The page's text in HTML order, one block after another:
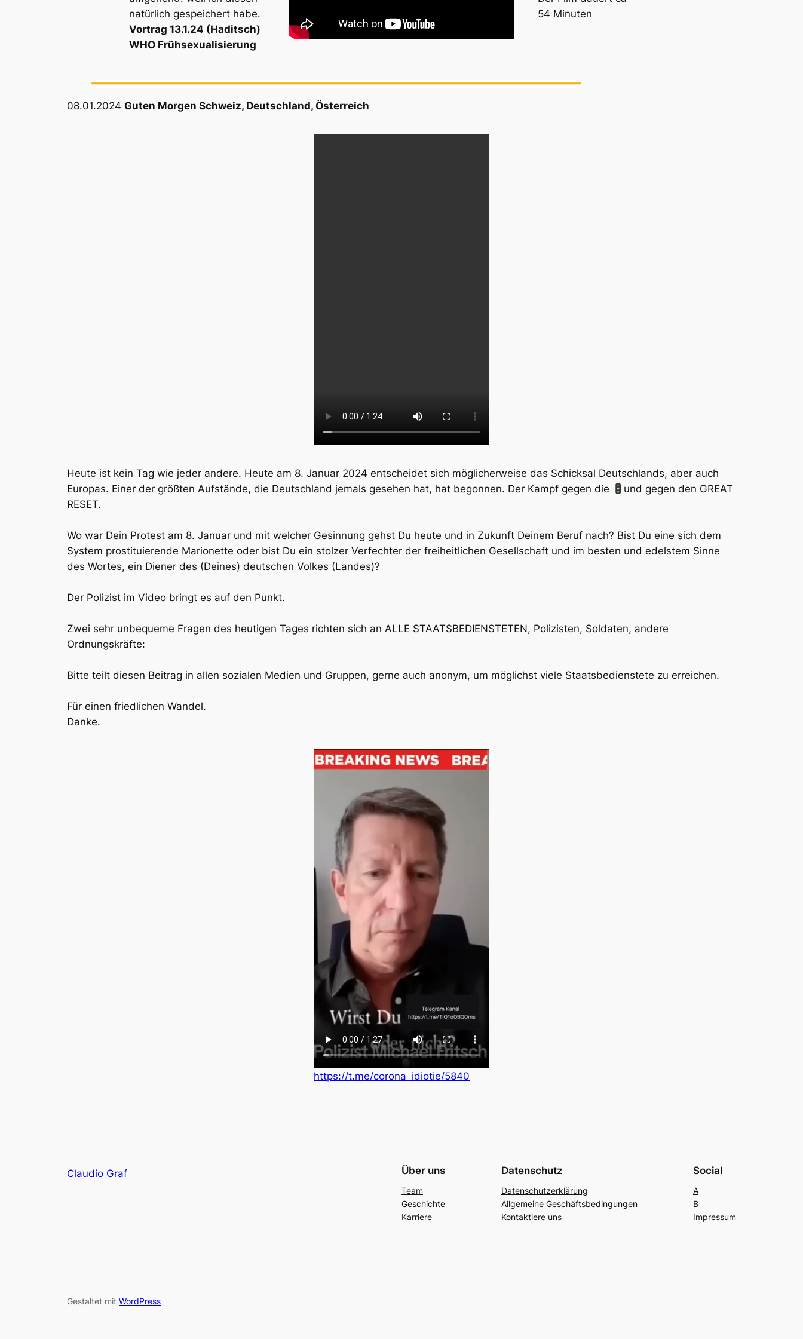
natürlich gespeichert habe.
Vortrag 13.1.24 (Haditsch)
WHO Frühsexualisierung
54 Minuten
08.01.2024 Guten Morgen Schweiz, Deutschland, Österreich
Heute ist kein Tag wie jeder andere. Heute am 8. Januar 2024 entscheidet sich möglicherweise das Schicksal Deutschlands, aber auch
Europas. Einer der größten Aufstände, die Deutschland jemals gesehen hat, hat begonnen. Der Kampf gegen die
und gegen den GREAT
RESET.
Wo war Dein Protest am 8. Januar und mit welcher Gesinnung gehst Du heute und in Zukunft Deinem Beruf nach? Bist Du eine sich dem
System prostituierende Marionette oder bist Du ein stolzer Verfechter der freiheitlichen Gesellschaft und im besten und edelstem Sinne
des Wortes, ein Diener des (Deines) deutschen Volkes (Landes)?
Der Polizist im Video bringt es auf den Punkt.
Zwei sehr unbequeme Fragen des heutigen Tages richten sich an ALLE STAATSBEDIENSTETEN, Polizisten, Soldaten, andere
Ordnungskräfte:
Bitte teilt diesen Beitrag in allen sozialen Medien und Gruppen, gerne auch anonym, um möglichst viele Staatsbedienstete zu erreichen.
Für einen friedlichen Wandel.
Danke.
https://t.me/corona_idiotie/5840
Claudio Graf Über uns
Team
Geschichte
Karriere
Datenschutz
Datenschutzerklärung
Allgemeine Geschäftsbedingungen
Kontaktiere uns
Social
A
B
Impressum
Gestaltet mit WordPress